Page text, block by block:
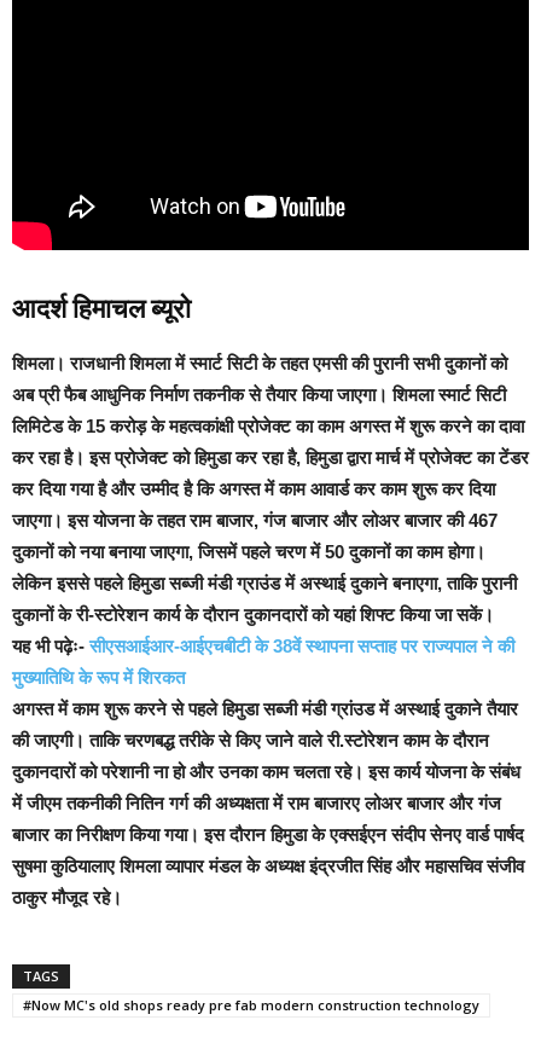
आदर्श हिमाचल ब्यूरो
शिमला। राजधानी शिमला में स्मार्ट सिटी के तहत एमसी की पुरानी सभी दुकानों को
अब प्री फैब आधुनिक निर्माण तकनीक से तैयार किया जाएगा। शिमला स्मार्ट सिटी
लिमिटेड के 15 करोड़ के महत्वकांक्षी प्रोजेक्ट का काम अगस्त में शुरू करने का दावा
कर रहा है। इस प्रोजेक्ट को हिमुडा कर रहा है, हिमुडा द्वारा मार्च में प्रोजेक्ट का टेंडर
कर दिया गया है और उम्मीद है कि अगस्त में काम आवार्ड कर काम शुरू कर दिया
जाएगा।इस योजना के तहत राम बाजार, गंज बाजार और लोअर बाजार की 467
दुकानों को नया बनाया जाएगा, जिसमें पहले चरण में 50 दुकानों का काम होगा।
लेकिन इससे पहले हिमुडा सब्जी मंडी ग्राउंड में अस्थाई दुकाने बनाएगा, ताकि पुरानी
दुकानों के री-स्टोरेशन कार्य के दौरान दुकानदारों को यहां शिफ्ट किया जा सकें।
यह भी पढ़ेः-सीएसआईआर-आईएचबीटी के 38वें स्थापना सप्ताह पर राज्यपाल ने की
मुख्यातिथि के रूप में शिरकत
अगस्त में काम शुरू करने से पहले हिमुडा सब्जी मंडी ग्रांउड में अस्थाई दुकाने तैयार
की जाएगी। ताकि चरणबद्ध तरीके से किए जाने वाले री.स्टोरेशन काम के दौरान
दुकानदारों को परेशानी ना हो और उनका काम चलता रहे। इस कार्य योजना के संबंध
में जीएम तकनीकी नितिन गर्ग की अध्यक्षता में राम बाजारए लोअर बाजार और गंज
बाजार का निरीक्षण किया गया। इस दौरान हिमुडा के एक्सईएन संदीप सेनए वार्ड पार्षद
सुषमा कुठियालाए शिमला व्यापार मंडल के अध्यक्ष इंद्रजीत सिंह और महासचिव संजीव
ठाकुर मौजूद रहे।
TAGS
#Now MC's old shops ready pre fab modern construction technology